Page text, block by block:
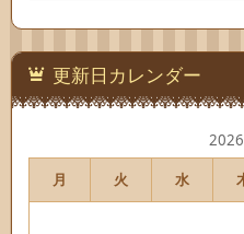
ゴ
リ
ー 更新日カレンダー
月
火 水